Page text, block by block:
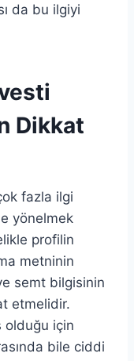
da bu ilgiyi
Dikkat
fazla ilgi
yönelmek
profilin
metninin
semt bilgisinin
etmelidir.
olduğu için
bile ciddi